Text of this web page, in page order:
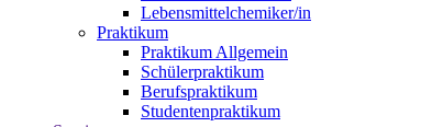
Lebensmittelchemiker/in
Praktikum
Praktikum Allgemein
Schülerpraktikum
Berufspraktikum
Studentenpraktikum